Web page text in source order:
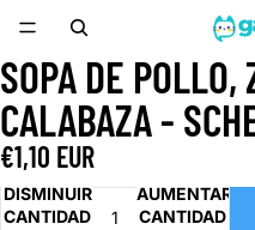
ABRIR
IMAGEN
A
PANTALLA
COMPLETA
SOPA DE POLLO,
CALABAZA -
€1,10 EUR
DISMINUIR
CANTIDAD
AUMENTAR
CANTIDAD